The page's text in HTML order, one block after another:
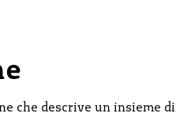
che descrive un insieme di